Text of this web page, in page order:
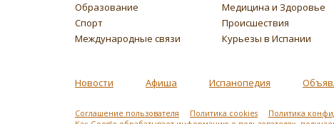
Образование
Медицина и Здоровье
Спорт
Происшествия
Международные связи
Курьезы в Испании
Новости Афиша Испанопедия
Соглашение пользователя Политика cookies
Политика